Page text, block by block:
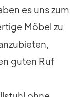
es uns zum
Möbel zu
guten Ruf